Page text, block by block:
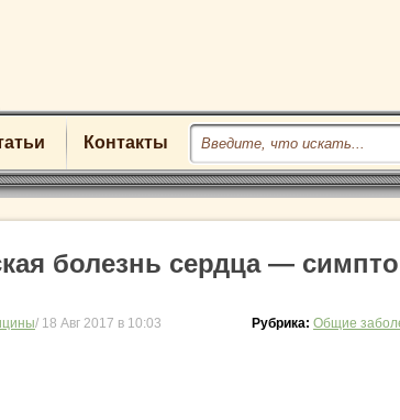
Контакты
болезнь сердца —
/ 18 Авг 2017 в 10:03 Рубрика: Общие